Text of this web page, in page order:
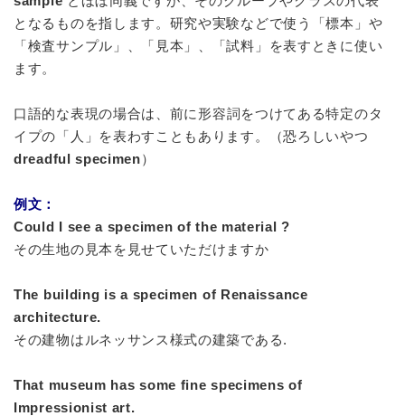
となるものを指します。研究や実験などで使う「標本」や
「検査サンプル」、「見本」、「試料」を表すときに使い
ます。
口語的な表現の場合は、前に形容詞をつけてある特定のタ
イプの「人」を表わすこともあります。（恐ろしいやつ
dreadful specimen）
例文：
Could I see a specimen of the material ?
その生地の見本を見せていただけますか
The building is a specimen of Renaissance
architecture.
その建物はルネッサンス様式の建築である.
That museum has some fine specimens of
Impressionist art.